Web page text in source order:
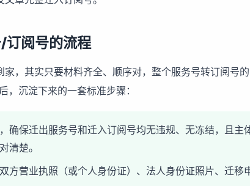
订阅号的流程
，其实只要材料齐全、顺序对，整个服务号转订阅号
，沉淀下来的一套标准步骤：
确保迁出服务号和迁入订阅号均无违规、无冻结，且主
清楚。
方营业执照（或个人身份证）、法人身份证照片、迁移